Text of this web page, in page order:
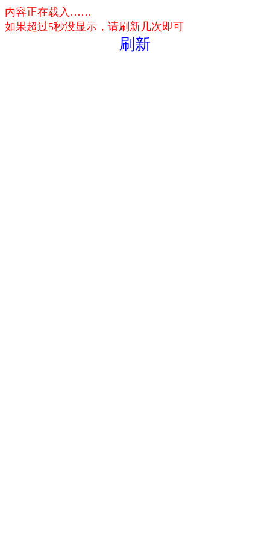
内容正在载入……
如果超过5秒没显示，请刷新几次即可
刷新